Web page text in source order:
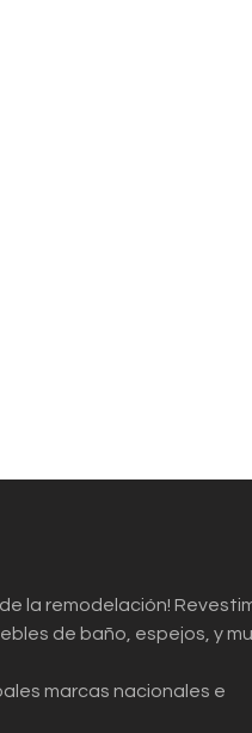
la remodelación!
de baño, espejos, y
marcas nacionales e